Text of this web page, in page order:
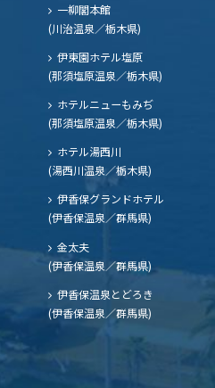
一柳閣本館
(川治温泉／栃木県)
伊東園ホテル塩原
(那須塩原温泉／栃木県)
ホテルニューもみぢ
(那須塩原温泉／栃木県)
ホテル湯西川
(湯西川温泉／栃木県)
伊香保グランドホテル
(伊香保温泉／群馬県)
金太夫
(伊香保温泉／群馬県)
伊香保温泉とどろき
(伊香保温泉／群馬県)